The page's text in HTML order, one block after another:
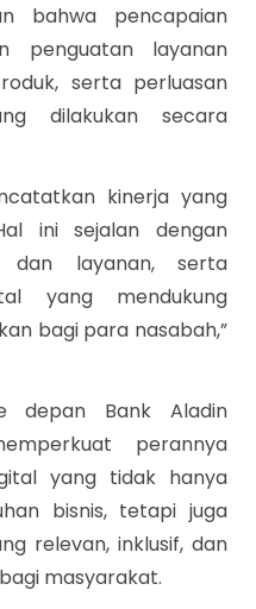
bahwa pencapaian
penguatan layanan
serta perluasan
dilakukan secara
kinerja yang
ini sejalan dengan
dan layanan, serta
yang mendukung
bagi para nasabah,”
depan Bank Aladin
perannya
yang tidak hanya
bisnis, tetapi juga
relevan, inklusif, dan
masyarakat.